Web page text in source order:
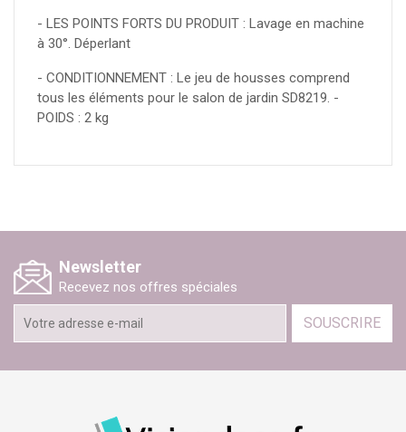
- LES POINTS FORTS DU PRODUIT : Lavage en machine
à 30°. Déperlant
- CONDITIONNEMENT : Le jeu de housses comprend
tous les éléments pour le salon de jardin SD8219. -
POIDS : 2 kg
Newsletter
Recevez nos offres spéciales
SOUSCRIRE